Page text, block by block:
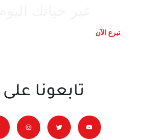
تبرع الآن
تابعونا على